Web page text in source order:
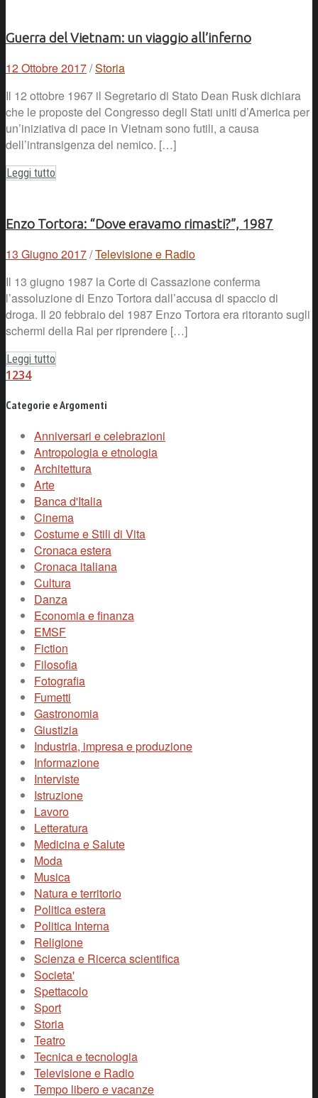
Guerra del Vietnam: un viaggio all’inferno
12 Ottobre 2017/Storia
Il 12 ottobre 1967 il Segretario di Stato Dean Rusk dichiara
che le proposte del Congresso degli Stati uniti d’America per
un’iniziativa di pace in Vietnam sono futili, a causa
dell’intransigenza del nemico. […]
Leggi tutto
Enzo Tortora: “Dove eravamo rimasti?”, 1987
13 Giugno 2017/Televisione e Radio
Il 13 giugno 1987 la Corte di Cassazione conferma
l’assoluzione di Enzo Tortora dall’accusa di spaccio di
droga. Il 20 febbraio del 1987 Enzo Tortora era ritoranto sugli
schermi della Rai per riprendere […]
Leggi tutto
1234
Categorie e Argomenti
Anniversari e celebrazioni
Antropologia e etnologia
Architettura
Arte
Banca d'Italia
Cinema
Costume e Stili di Vita
Cronaca estera
Cronaca italiana
Cultura
Danza
Economia e finanza
EMSF
Fiction
Filosofia
Fotografia
Fumetti
Gastronomia
Giustizia
Industria, impresa e produzione
Informazione
Interviste
Istruzione
Lavoro
Letteratura
Medicina e Salute
Moda
Musica
Natura e territorio
Politica estera
Politica Interna
Religione
Scienza e Ricerca scientifica
Societa'
Spettacolo
Sport
Storia
Teatro
Tecnica e tecnologia
Televisione e Radio
Tempo libero e vacanze